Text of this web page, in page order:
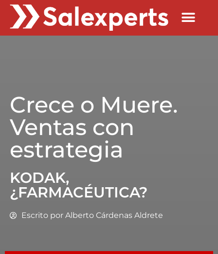
Crece o Muere.
Ventas con
estrategia
KODAK,
¿FARMACÉUTICA?
Escrito por Alberto Cárdenas Aldrete